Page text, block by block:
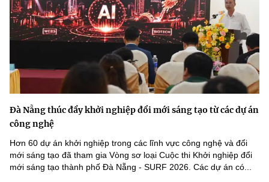
Đà Nẵng thúc đẩy khởi nghiệp đổi mới sáng tạo từ các dự án
công nghệ
Hơn 60 dự án khởi nghiệp trong các lĩnh vực công nghệ và đổi
mới sáng tạo đã tham gia Vòng sơ loại Cuộc thi Khởi nghiệp đổi
mới sáng tạo thành phố Đà Nẵng - SURF 2026. Các dự án có...